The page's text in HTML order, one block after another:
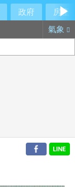
政府
房產
氣象